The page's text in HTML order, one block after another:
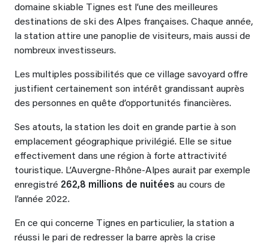
domaine skiable Tignes est l’une des meilleures
destinations de ski des Alpes françaises. Chaque année,
la station attire une panoplie de visiteurs, mais aussi de
nombreux investisseurs.
Les multiples possibilités que ce village savoyard offre
justifient certainement son intérêt grandissant auprès
des personnes en quête d’opportunités financières.
Ses atouts, la station les doit en grande partie à son
emplacement géographique privilégié. Elle se situe
effectivement dans une région à forte attractivité
touristique. L’Auvergne-Rhône-Alpes aurait par exemple
enregistré 262,8 millions de nuitées au cours de
l’année 2022.
En ce qui concerne Tignes en particulier, la station a
réussi le pari de redresser la barre après la crise